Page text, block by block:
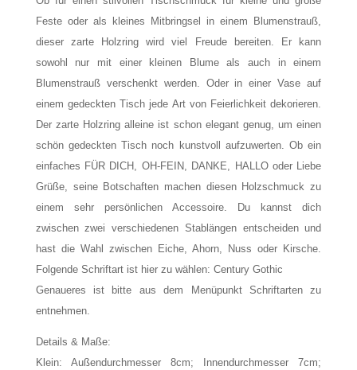
Feste oder als kleines Mitbringsel in einem Blumenstrauß,
dieser zarte Holzring wird viel Freude bereiten. Er kann
sowohl nur mit einer kleinen Blume als auch in einem
Blumenstrauß verschenkt werden. Oder in einer Vase auf
einem gedeckten Tisch jede Art von Feierlichkeit dekorieren.
Der zarte Holzring alleine ist schon elegant genug, um einen
schön gedeckten Tisch noch kunstvoll aufzuwerten. Ob ein
einfaches FÜR DICH, OH-FEIN, DANKE, HALLO oder Liebe
Grüße, seine Botschaften machen diesen Holzschmuck zu
einem sehr persönlichen Accessoire. Du kannst dich
zwischen zwei verschiedenen Stablängen entscheiden und
hast die Wahl zwischen Eiche, Ahorn, Nuss oder Kirsche.
Folgende Schriftart ist hier zu wählen: Century Gothic
Genaueres ist bitte aus dem Menüpunkt Schriftarten zu
entnehmen.
Details & Maße:
Klein: Außendurchmesser 8cm; Innendurchmesser 7cm;